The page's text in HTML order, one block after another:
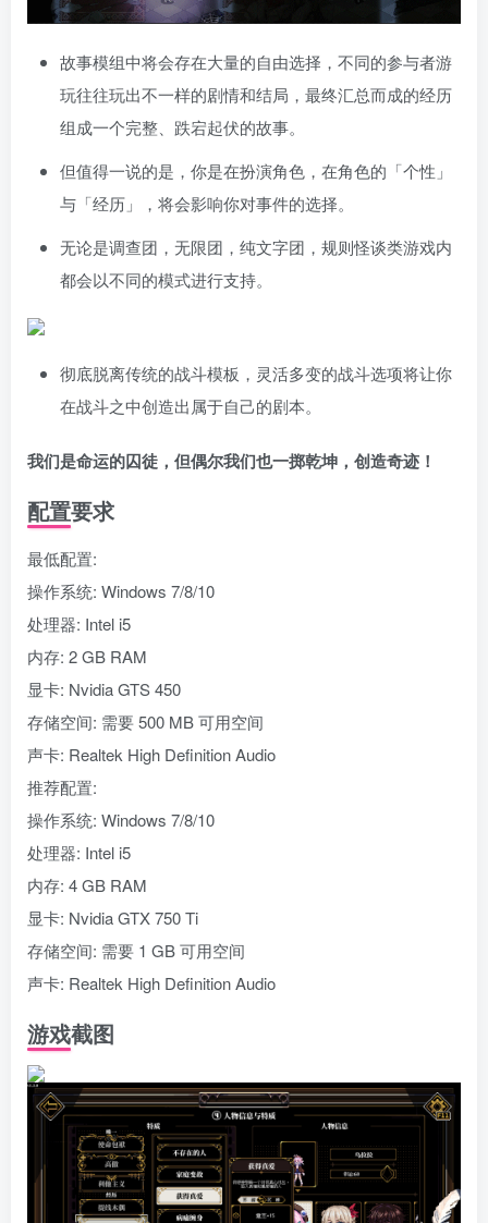
故事模组中将会存在大量的自由选择，不同的参与者游
玩往往玩出不一样的剧情和结局，最终汇总而成的经历
组成一个完整、跌宕起伏的故事。
但值得一说的是，你是在扮演角色，在角色的「个性」
与「经历」，将会影响你对事件的选择。
无论是调查团，无限团，纯文字团，规则怪谈类游戏内
都会以不同的模式进行支持。
彻底脱离传统的战斗模板，灵活多变的战斗选项将让你
在战斗之中创造出属于自己的剧本。
我们是命运的囚徒，但偶尔我们也一掷乾坤，创造奇迹！
配置要求
最低配置:
操作系统: Windows 7/8/10
处理器: Intel i5
内存: 2 GB RAM
显卡: Nvidia GTS 450
存储空间: 需要 500 MB 可用空间
声卡: Realtek High Definition Audio
推荐配置:
操作系统: Windows 7/8/10
处理器: Intel i5
内存: 4 GB RAM
显卡: Nvidia GTX 750 Ti
存储空间: 需要 1 GB 可用空间
声卡: Realtek High Definition Audio
游戏截图